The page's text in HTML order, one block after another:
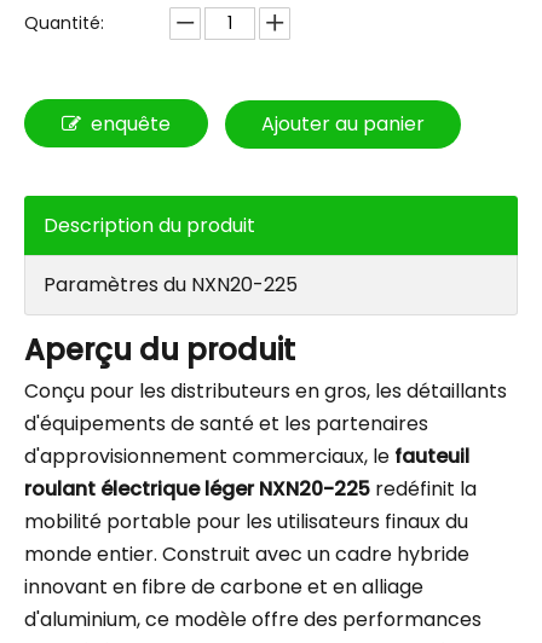
Quantité:
enquête Ajouter au panier
Description du produit
Paramètres du NXN20-225
Aperçu du produit
Conçu pour les distributeurs en gros, les détaillants
d'équipements de santé et les partenaires
d'approvisionnement commerciaux, le fauteuil
roulant électrique léger NXN20-225 redéfinit la
mobilité portable pour les utilisateurs finaux du
monde entier. Construit avec un cadre hybride
innovant en fibre de carbone et en alliage
d'aluminium, ce modèle offre des performances